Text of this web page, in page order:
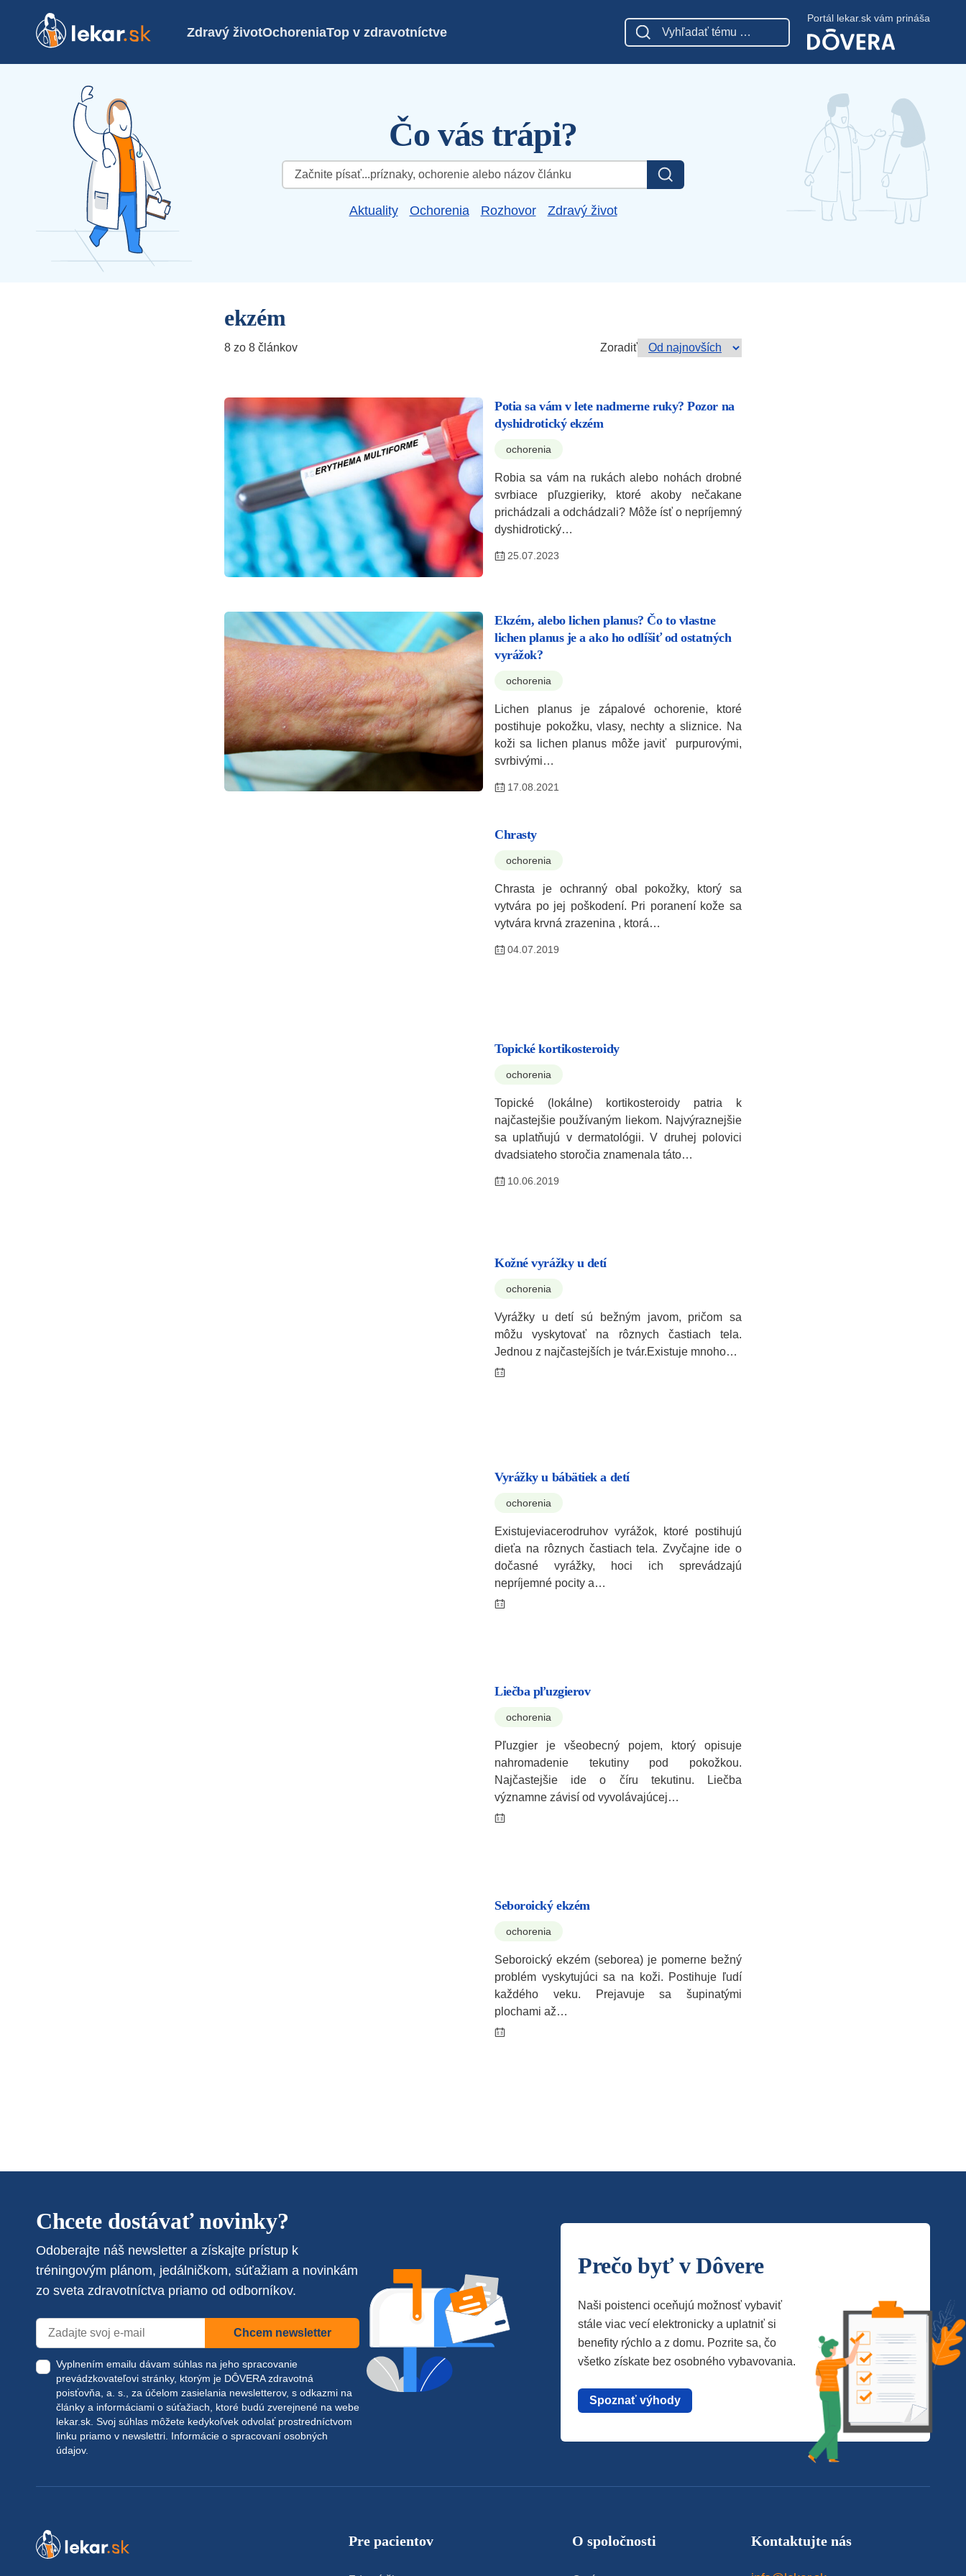
Zdravý životOchoreniaTop v zdravotníctve
Portál lekar.sk vám prináša
Čo vás trápi?
Hľadať:
Aktuality Ochorenia Rozhovor Zdravý život
ekzém
8 zo 8 článkov Zoradiť
Potia sa vám v lete nadmerne ruky? Pozor na
dyshidrotický ekzém
ochorenia
Robia sa vám na rukách alebo nohách drobné
svrbiace pľuzgieriky, ktoré akoby nečakane
prichádzali a odchádzali? Môže ísť o nepríjemný
dyshidrotický…
25.07.2023
Ekzém, alebo lichen planus? Čo to vlastne
lichen planus je a ako ho odlíšiť od ostatných
vyrážok?
ochorenia
Lichen planus je zápalové ochorenie, ktoré
postihuje pokožku, vlasy, nechty a sliznice. Na
koži sa lichen planus môže javiť purpurovými,
svrbivými…
17.08.2021
Chrasty
ochorenia
Chrasta je ochranný obal pokožky, ktorý sa
vytvára po jej poškodení. Pri poranení kože sa
vytvára krvná zrazenina , ktorá…
04.07.2019
Topické kortikosteroidy
ochorenia
Topické (lokálne) kortikosteroidy patria k
najčastejšie používaným liekom. Najvýraznejšie
sa uplatňujú v dermatológii. V druhej polovici
dvadsiateho storočia znamenala táto…
10.06.2019
Kožné vyrážky u detí
ochorenia
Vyrážky u detí sú bežným javom, pričom sa
môžu vyskytovať na rôznych častiach tela.
Jednou z najčastejších je tvár.Existuje mnoho…
Vyrážky u bábätiek a detí
ochorenia
Existujeviacerodruhov vyrážok, ktoré postihujú
dieťa na rôznych častiach tela. Zvyčajne ide o
dočasné vyrážky, hoci ich sprevádzajú
nepríjemné pocity a…
Liečba pľuzgierov
ochorenia
Pľuzgier je všeobecný pojem, ktorý opisuje
nahromadenie tekutiny pod pokožkou.
Najčastejšie ide o číru tekutinu. Liečba
významne závisí od vyvolávajúcej…
Seboroický ekzém
ochorenia
Seboroický ekzém (seborea) je pomerne bežný
problém vyskytujúci sa na koži. Postihuje ľudí
každého veku. Prejavuje sa šupinatými
plochami až…
Chcete dostávať novinky?
Odoberajte náš newsletter a získajte prístup k
tréningovým plánom, jedálničkom, súťažiam a novinkám
zo sveta zdravotníctva priamo od odborníkov.
Chcem newsletter
Vyplnením emailu dávam súhlas na jeho spracovanie
prevádzkovateľovi stránky, ktorým je DÔVERA zdravotná
poisťovňa, a. s., za účelom zasielania newsletterov, s odkazmi na
články a informáciami o súťažiach, ktoré budú zverejnené na webe
lekar.sk . Svoj súhlas môžete kedykoľvek odvolať prostredníctvom
linku priamo v newslettri. Informácie o spracovaní osobných
údajov.
Prečo byť v Dôvere
Naši poistenci oceňujú možnosť vybaviť
stále viac vecí elektronicky a uplatniť si
benefity rýchlo a z domu. Pozrite sa, čo
všetko získate bez osobného vybavovania.
Spoznať výhody
Pre pacientov O spoločnosti Kontaktujte nás